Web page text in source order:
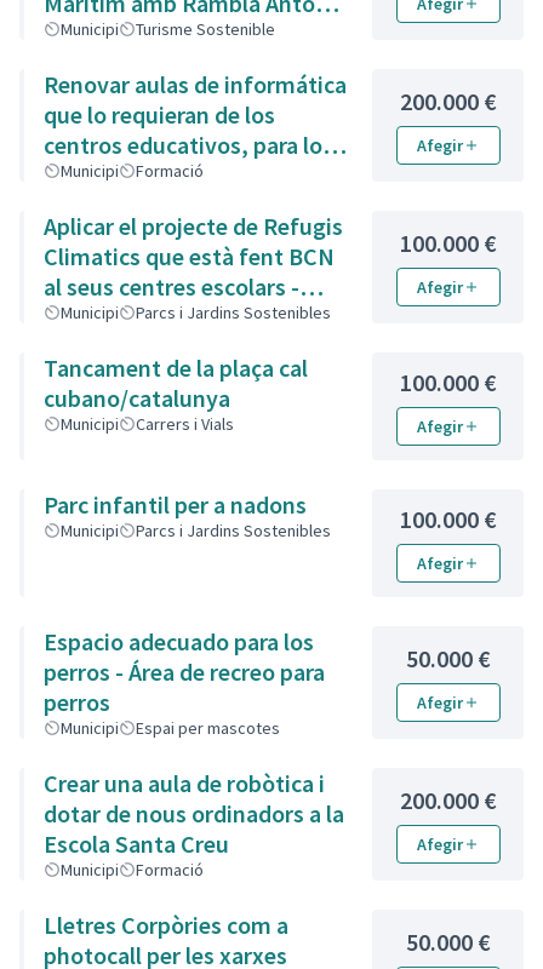
Artigas
Municipi Turisme Sostenible
Renovar aulas de informática
que lo requieran de los
centros educativos, para los
alumnos y clases de adultos
Municipi Formació
200.000 €
Afegir
Aplicar el projecte de Refugis
Climatics que està fent BCN
al seus centres escolars -
Importar el Projecte de
educatius del Municipi
Municipi Parcs i Jardins Sostenibles
100.000 €
Afegir
Tancament de la plaça cal
cubano/catalunya
Municipi Carrers i Vials
100.000 €
Afegir
Parc infantil per a nadons
Municipi Parcs i Jardins Sostenibles 100.000 €
Afegir
Espacio adecuado para los
perros - Área de recreo para
perros
Municipi Espai per mascotes
50.000 €
Afegir
Crear una aula de robòtica i
dotar de nous ordinadors a la
Escola Santa Creu
Municipi Formació
200.000 €
Afegir
Lletres Corpòries com a
photocall per les xarxes
50.000 €